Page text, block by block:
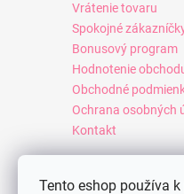
Tento eshop používa
Vrátenie tovaru
Spokojné
Bonusový program
Hodnotenie
Obchodné
Ochrana osobných
Kontakt